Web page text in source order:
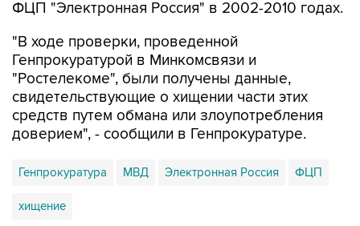
ФЦП "Электронная Россия" в 2002-2010 годах.
"В ходе проверки, проведенной
Генпрокуратурой в Минкомсвязи и
"Ростелекоме", были получены данные,
свидетельствующие о хищении части этих
средств путем обмана или злоупотребления
доверием", - сообщили в Генпрокуратуре.
Генпрокуратура МВД Электронная Россия ФЦП
хищение